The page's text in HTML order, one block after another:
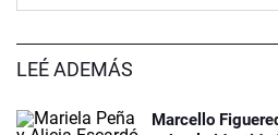
LEÉ ADEMÁS
Marcello